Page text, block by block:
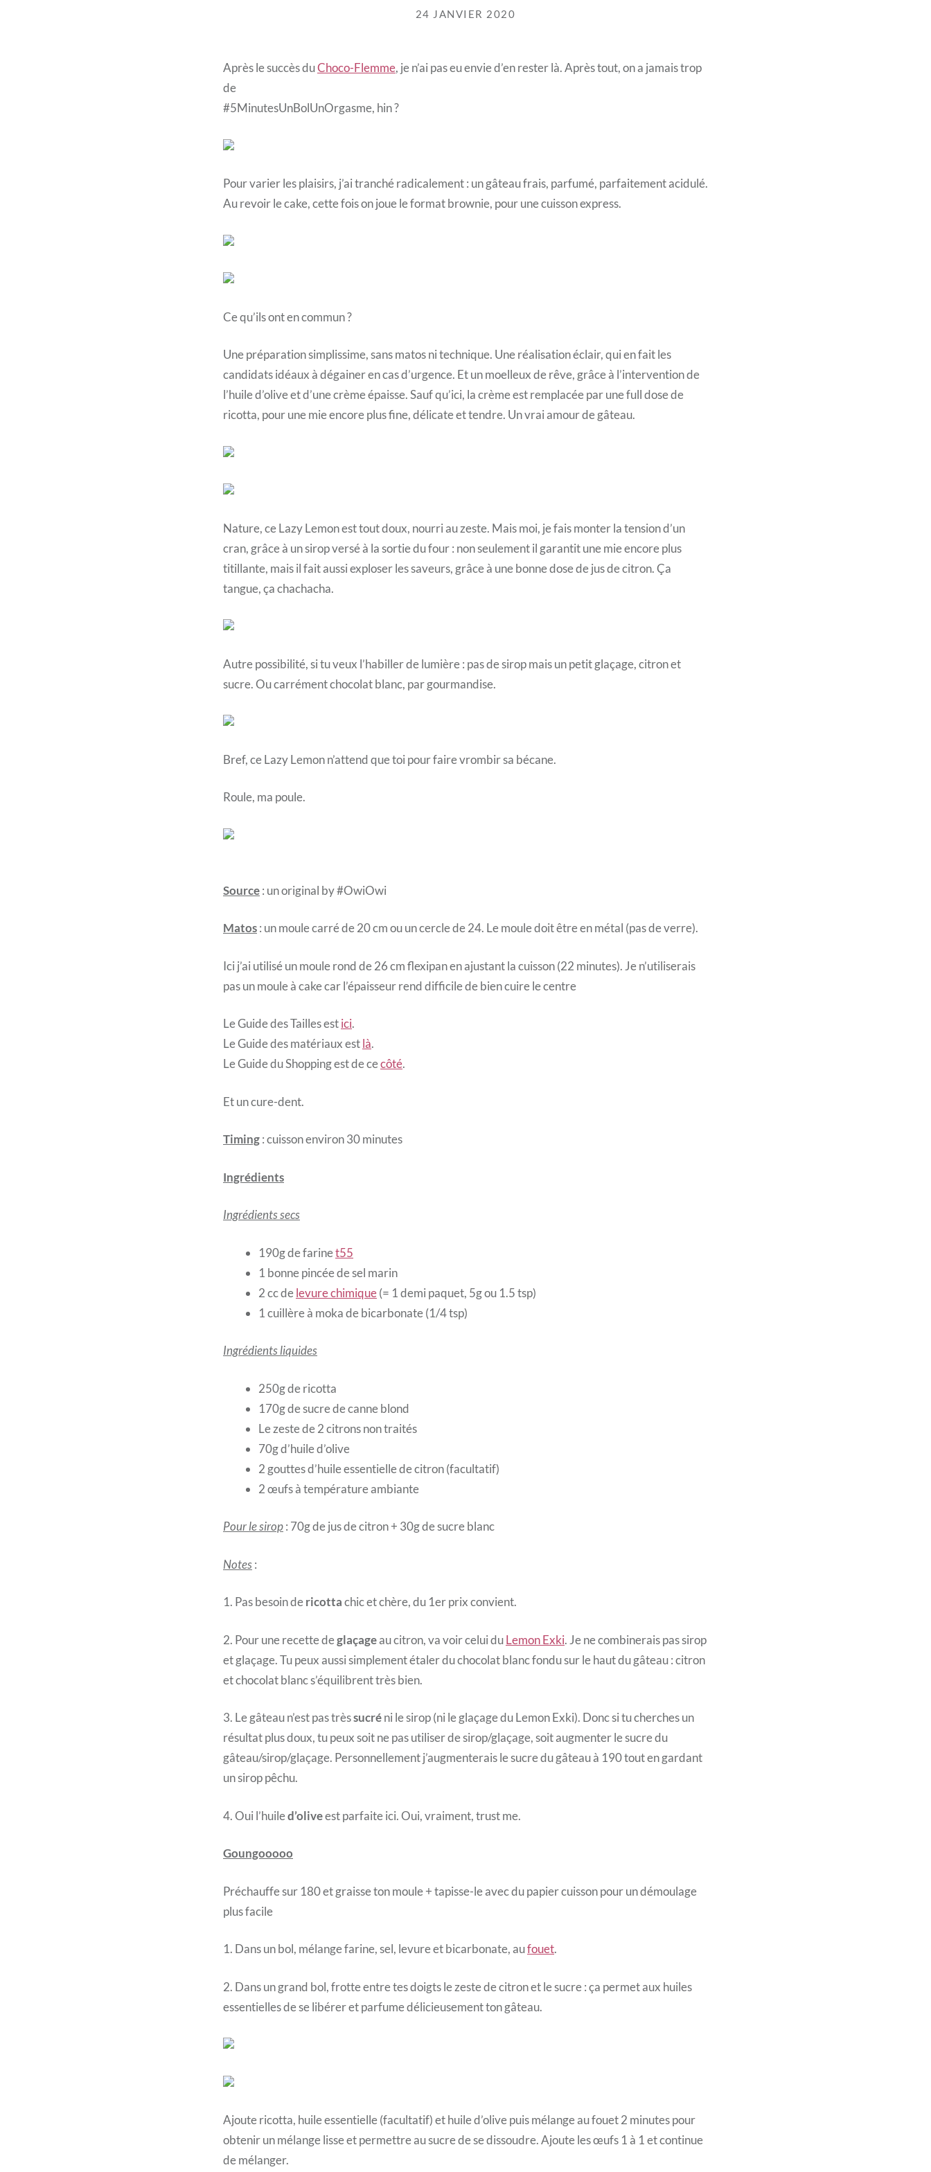
24 JANVIER 2020
Après le succès duChoco-Flemme, je n’ai pas eu envie d’en rester là. Après tout, on a jamais trop
de
#5MinutesUnBolUnOrgasme, hin ?
Pour varier les plaisirs, j’ai tranché radicalement : un gâteau frais, parfumé, parfaitement acidulé.
Au revoir le cake, cette fois on joue le format brownie, pour une cuisson express.
Ce qu’ils ont en commun ?
Une préparation simplissime, sans matos ni technique. Une réalisation éclair, qui en fait les
candidats idéaux à dégainer en cas d’urgence. Et un moelleux de rêve, grâce à l’intervention de
l’huile d’olive et d’une crème épaisse. Sauf qu’ici, la crème est remplacée par une full dose de
ricotta, pour une mie encore plus fine, délicate et tendre. Un vrai amour de gâteau.
Nature, ce Lazy Lemon est tout doux, nourri au zeste. Mais moi, je fais monter la tension d’un
cran, grâce à un sirop versé à la sortie du four : non seulement il garantit une mie encore plus
titillante, mais il fait aussi exploser les saveurs, grâce à une bonne dose de jus de citron. Ça
tangue, ça chachacha.
Autre possibilité, si tu veux l’habiller de lumière : pas de sirop mais un petit glaçage, citron et
sucre. Ou carrément chocolat blanc, par gourmandise.
Bref, ce Lazy Lemon n’attend que toi pour faire vrombir sa bécane.
Roule, ma poule.
Source: un original by #OwiOwi
Matos: un moule carré de 20 cm ou un cercle de 24. Le moule doit être en métal (pas de verre).
Ici j’ai utilisé un moule rond de 26 cm flexipan en ajustant la cuisson (22 minutes). Je n’utiliserais
pas un moule à cake car l’épaisseur rend difficile de bien cuire le centre
Le Guide des Tailles estici.
Le Guide des matériaux estlà.
Le Guide du Shopping est de cecôté.
Et un cure-dent.
Timing: cuisson environ 30 minutes
Ingrédients
Ingrédients secs
190g de farinet55
1 bonne pincée de sel marin
2 cc delevure chimique(= 1 demi paquet, 5g ou 1.5 tsp)
1 cuillère à moka de bicarbonate (1/4 tsp)
Ingrédients liquides
250g de ricotta
170g de sucre de canne blond
Le zeste de 2 citrons non traités
70g d’huile d’olive
2 gouttes d’huile essentielle de citron (facultatif)
2 œufs à température ambiante
Pour le sirop: 70g de jus de citron + 30g de sucre blanc
Notes:
1. Pas besoin dericottachic et chère, du 1er prix convient.
2. Pour une recette deglaçageau citron, va voir celui duLemon Exki. Je ne combinerais pas sirop
et glaçage. Tu peux aussi simplement étaler du chocolat blanc fondu sur le haut du gâteau : citron
et chocolat blanc s’équilibrent très bien.
3. Le gâteau n’est pas trèssucréni le sirop (ni le glaçage du Lemon Exki). Donc si tu cherches un
résultat plus doux, tu peux soit ne pas utiliser de sirop/glaçage, soit augmenter le sucre du
gâteau/sirop/glaçage. Personnellement j’augmenterais le sucre du gâteau à 190 tout en gardant
un sirop pêchu.
4. Oui l’huiled’oliveest parfaite ici. Oui, vraiment, trust me.
Goungooooo
Préchauffe sur 180 et graisse ton moule + tapisse-le avec du papier cuisson pour un démoulage
plus facile
1. Dans un bol, mélange farine, sel, levure et bicarbonate, aufouet.
2. Dans un grand bol, frotte entre tes doigts le zeste de citron et le sucre : ça permet aux huiles
essentielles de se libérer et parfume délicieusement ton gâteau.
Ajoute ricotta, huile essentielle (facultatif) et huile d’olive puis mélange au fouet 2 minutes pour
obtenir un mélange lisse et permettre au sucre de se dissoudre. Ajoute les œufs 1 à 1 et continue
de mélanger.